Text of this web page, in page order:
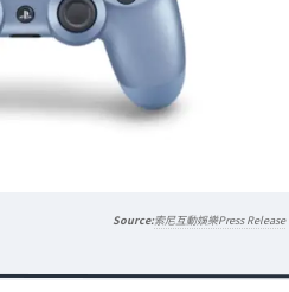
索尼互動娛樂Press Release